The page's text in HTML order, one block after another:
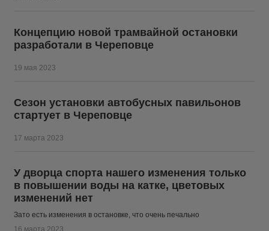
Концепцию новой трамвайной остановки
разработали в Череповце
19 мая 2023
Сезон установки автобусных павильонов
стартует в Череповце
17 марта 2023
У дворца спорта нашего изменения только
в повышении воды на катке, цветовых
изменений нет
Зато есть изменения в остановке, что очень печально
16 марта 2023